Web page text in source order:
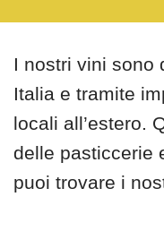
I nostri vini sono
Italia e tramite
locali all’estero.
delle pasticcerie
puoi trovare i